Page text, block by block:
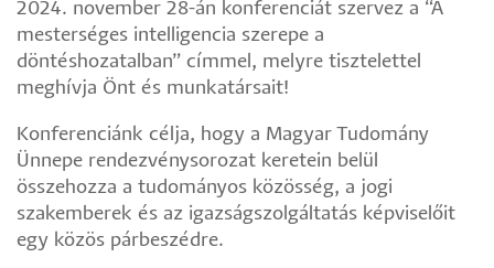
2024. november 28-án konferenciát szervez a “A
mesterséges intelligencia szerepe a
döntéshozatalban” címmel, melyre tisztelettel
meghívja Önt és munkatársait!
Konferenciánk célja, hogy a Magyar Tudomány
Ünnepe rendezvénysorozat keretein belül
összehozza a tudományos közösség, a jogi
szakemberek és az igazságszolgáltatás képviselőit
egy közös párbeszédre.